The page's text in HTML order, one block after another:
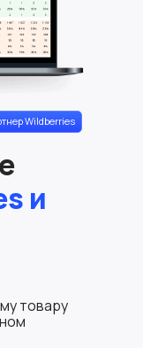
товару
Wildberries
и